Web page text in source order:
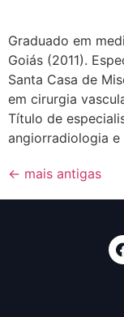
Graduado em
Goiás (2011).
Santa Casa de
em cirurgia
Título de
angiorradiologia
← mais antigas